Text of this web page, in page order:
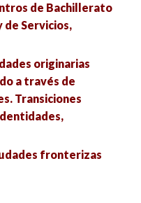
de Bachillerato
de Servicios,
originarias
a través de
Transiciones
fronterizas